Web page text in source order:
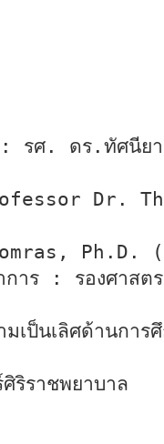
ศ. ดร.ทัศนียา
Dr.
Ph.D.
าร : รองศาสตร
ป็นเลิศด้านการ
ริราชพยาบาล